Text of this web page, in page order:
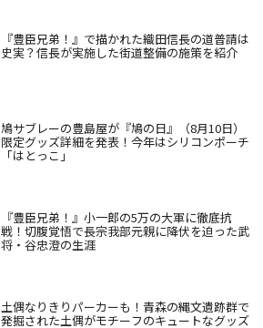
『豊臣兄弟！』で描かれた織田信長の道普請は
史実？信長が実施した街道整備の施策を紹介
鳩サブレーの豊島屋が『鳩の日』（8月10日）
限定グッズ詳細を発表！今年はシリコンポーチ
「はとっこ」
『豊臣兄弟！』小一郎の5万の大軍に徹底抗
戦！切腹覚悟で長宗我部元親に降伏を迫った武
将・谷忠澄の生涯
土偶なりきりパーカーも！青森の縄文遺跡群で
発掘された土偶がモチーフのキュートなグッズ